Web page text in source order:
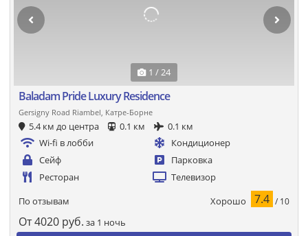
1 / 24
Baladam Pride Luxury Residence
Gersigny Road Riambel, Катре-Борне
5.4 км до центра 0.1 км
0.1 км
Wi-fi в лобби
Кондиционер
Сейф
Парковка
Ресторан
Телевизор
По отзывам Хорошо 7.4 / 10
От4020 руб. за 1 ночь